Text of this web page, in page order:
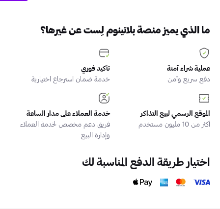
ما الذي يميز منصة بلاتينوم لِست عن غيرها؟
عملية شراء آمنة
دفع سريع وآمن
تأكيد فوري
خدمة ضمان استرجاع اختيارية
الموقع الرسمي لبيع التذاكر
أكثر من 10 مليون مستخدم
خدمة العملاء على مدار الساعة
فريق دعم مخصص لخدمة العملاء
وإدارة البيع
اختيار طريقة الدفع المناسبة لك